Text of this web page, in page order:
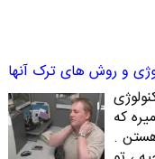
که
هستن .